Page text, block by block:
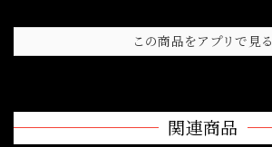
この商品をアプリで見る
関連商品